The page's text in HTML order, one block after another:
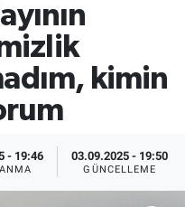
kimin
- 19:46 03.09.2025 - 19:50
GÜNCELLEME
Fikstür